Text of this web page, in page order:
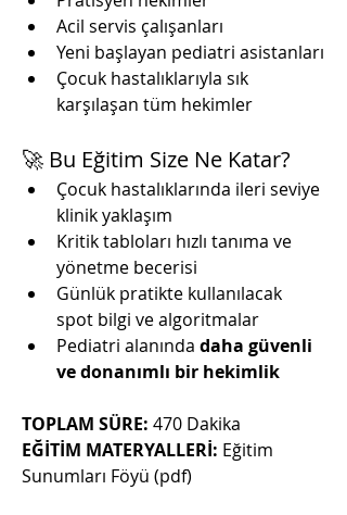
Acil servis çalışanları
Yeni başlayan pediatri asistanları
Çocuk hastalıklarıyla sık
karşılaşan tüm hekimler
🚀 Bu Eğitim Size Ne Katar?
Çocuk hastalıklarında ileri seviye
klinik yaklaşım
Kritik tabloları hızlı tanıma ve
yönetme becerisi
Günlük pratikte kullanılacak
spot bilgi ve algoritmalar
Pediatri alanında daha güvenli
ve donanımlı bir hekimlik
TOPLAM SÜRE: 470 Dakika
EĞİTİM MATERYALLERİ: Eğitim
Sunumları Föyü (pdf)